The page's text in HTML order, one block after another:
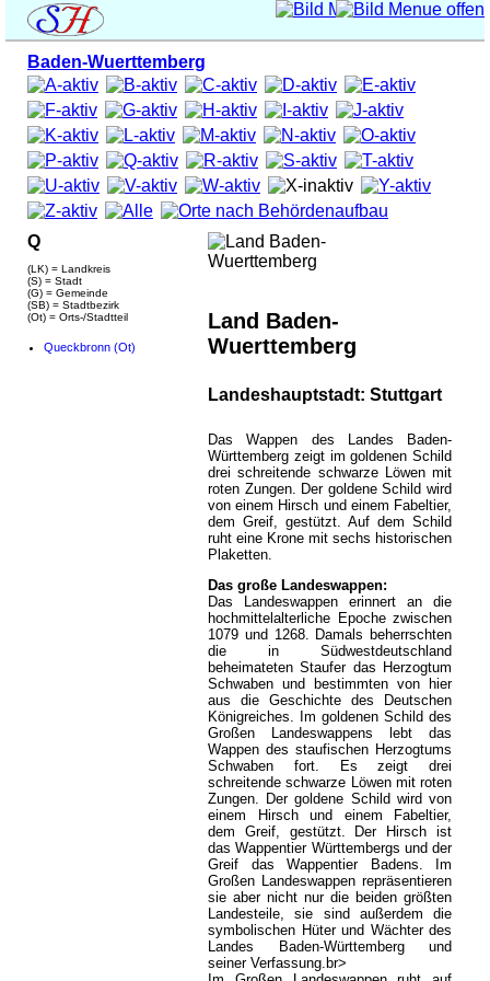
Baden-Wuerttemberg
Q
(LK) = Landkreis
(S) = Stadt
(G) = Gemeinde
(SB) = Stadtbezirk
(Ot) = Orts-/Stadtteil
Queckbronn (Ot)
Land Baden-
Wuerttemberg
Landeshauptstadt: Stuttgart
Das Wappen des Landes Baden-
Württemberg zeigt im goldenen Schild
drei schreitende schwarze Löwen mit
roten Zungen. Der goldene Schild wird
von einem Hirsch und einem Fabeltier,
dem Greif, gestützt. Auf dem Schild
ruht eine Krone mit sechs historischen
Plaketten.
Das große Landeswappen:
Das Landeswappen erinnert an die
hochmittelalterliche Epoche zwischen
1079 und 1268. Damals beherrschten
die in Südwestdeutschland
beheimateten Staufer das Herzogtum
Schwaben und bestimmten von hier
aus die Geschichte des Deutschen
Königreiches. Im goldenen Schild des
Großen Landeswappens lebt das
Wappen des staufischen Herzogtums
Schwaben fort. Es zeigt drei
schreitende schwarze Löwen mit roten
Zungen. Der goldene Schild wird von
einem Hirsch und einem Fabeltier,
dem Greif, gestützt. Der Hirsch ist
das Wappentier Württembergs und der
Greif das Wappentier Badens. Im
Großen Landeswappen repräsentieren
sie aber nicht nur die beiden größten
Landesteile, sie sind außerdem die
symbolischen Hüter und Wächter des
Landes Baden-Württemberg und
seiner Verfassung.br>